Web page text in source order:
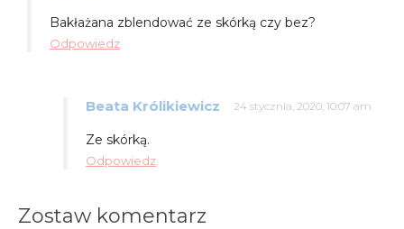
Bakłażana zblendować ze skórką czy bez?
Odpowiedz
Beata Królikiewicz 24 stycznia, 2020, 10:07 am
Ze skórką.
Odpowiedz
Zostaw komentarz